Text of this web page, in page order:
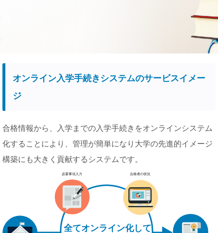
オンライン入学手続きシステムのサービスイメー
ジ
合格情報から、入学までの入学手続きをオンラインシステム
化することにより、管理が簡単になり大学の先進的イメージ
構築にも大きく貢献するシステムです。